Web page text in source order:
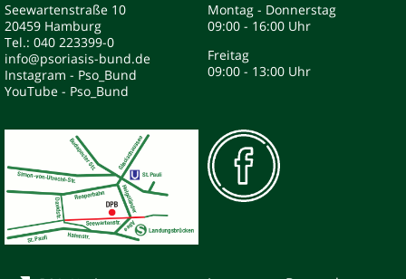
Seewartenstraße 10
20459 Hamburg
Tel.: 040 223399-0
info@psoriasis-bund.de
Instagram - Pso_Bund
YouTube - Pso_Bund
Montag - Donnerstag
09:00 - 16:00 Uhr
Freitag
09:00 - 13:00 Uhr